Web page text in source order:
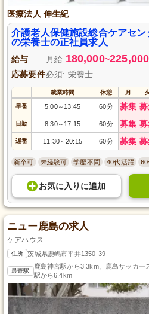
医療法人 伸生紀
介護老人保健施設総合ケアセ
の栄養士の正社員求人
給与 月給 180,000~225,000
応募要件必須: 栄養士
就業時間 休憩 月
早番 5:00～ 13:45 60分 募集
日勤 8:30～ 17:15 60分 募集
遅番 11:30～20:15 60分 募集
新卒可 未経験可 学歴不問 40代活躍
お気に入り に追加
ニュー鹿島の求人
ケアハウス
住所 茨城県鹿嶋市平井1350-39
最寄駅
鹿島神宮駅から3.3km、鹿島サッカー
駅から6.4km